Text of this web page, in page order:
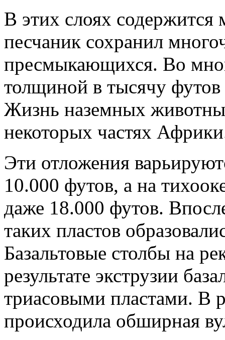
В этих слоях содержится
песчаник сохранил
пресмыкающихся. Во
толщиной в тысячу
Жизнь наземных
некоторых частях
Эти отложения
10.000 футов, а на
даже 18.000 футов.
таких пластов
Базальтовые столбы на
результате экструзии
триасовыми пластами. В
происходила обширная